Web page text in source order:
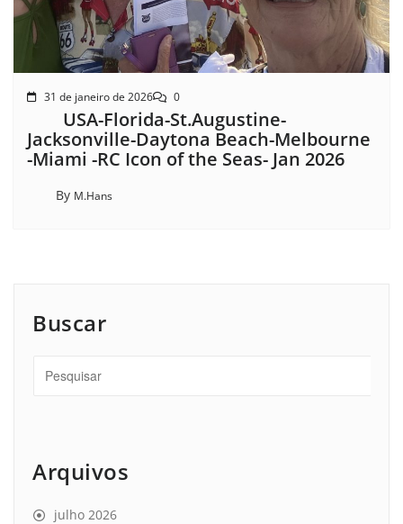
31 de janeiro de 2026 0
USA-Florida-St.Augustine-
Jacksonville-Daytona Beach-Melbourne
-Miami -RC Icon of the Seas- Jan 2026
By M.Hans
Buscar
Arquivos
julho 2026